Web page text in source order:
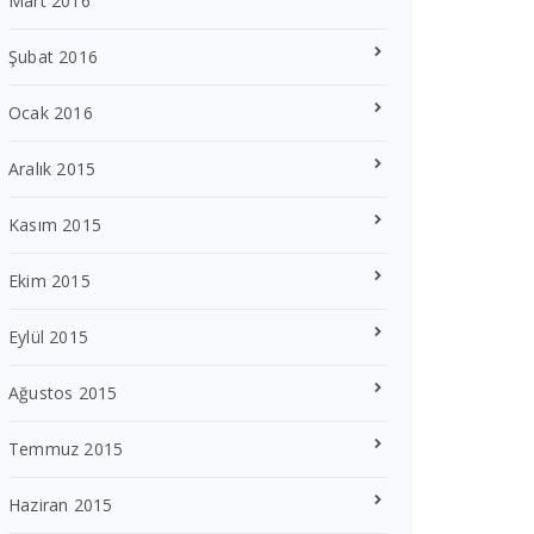
Şubat 2016
Ocak 2016
Aralık 2015
Kasım 2015
Ekim 2015
Eylül 2015
Ağustos 2015
Temmuz 2015
Haziran 2015